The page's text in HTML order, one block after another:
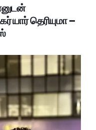
யார் தெரியுமா –